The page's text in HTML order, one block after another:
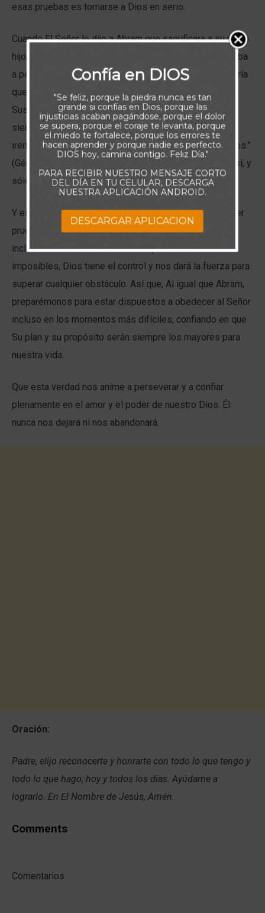
esas pruebas es tomarse a Dios en serio.
Cuando El Señor le dijo a Abram que sacrificara a su único
hijo, Abram no dudó en obedecer. Razonó que, si Dios iba
a permitirle quitarle la vida a Isaac, entonces Dios tendría
que resucitar a Isaac de entre los muertos para cumplir
Sus promesas (Hebreos 11:17-19). Por eso dijo a sus
siervos: Esperad aquí con el asno, y yo y el muchacho
iremos hasta allí y adoraremos, y volveremos a vosotros.”
(Génesis 22:5). Sólo la fe te prepara para una prueba así, y
sólo la fe te ayudará a superarla.
Y es que la fe nos fortalece y nos prepara para cualquier
prueba que enfrentemos. Nos permite confiar en que,
incluso cuando las circunstancias parezcan difíciles o
imposibles, Dios tiene el control y nos dará la fuerza para
superar cualquier obstáculo. Así que, Al igual que Abram,
preparémonos para estar dispuestos a obedecer al Señor
incluso en los momentos más difíciles, confiando en que
Su plan y su propósito serán siempre los mayores para
nuestra vida.
Que esta verdad nos anime a perseverar y a confiar
plenamente en el amor y el poder de nuestro Dios. Él
nunca nos dejará ni nos abandonará.
Oración:
Padre, elijo reconocerte y honrarte con todo lo que tengo y
todo lo que hago, hoy y todos los días. Ayúdame a
lograrlo. En El Nombre de Jesús, Amén.
Comments
Comentarios
Confía en DIOS
"Se feliz, porque la piedra nunca es tan
grande si confías en Dios, porque las
injusticias acaban pagándose, porque el dolor
se supera, porque el coraje te levanta, porque
el miedo te fortalece, porque los errores te
hacen aprender y porque nadie es perfecto.
DIOS hoy, camina contigo. Feliz Día."
PARA RECIBIR NUESTRO MENSAJE CORTO
DEL DÍA EN TU CELULAR, DESCARGA
NUESTRA APLICACIÓN ANDROID.
DESCARGAR APLICACION